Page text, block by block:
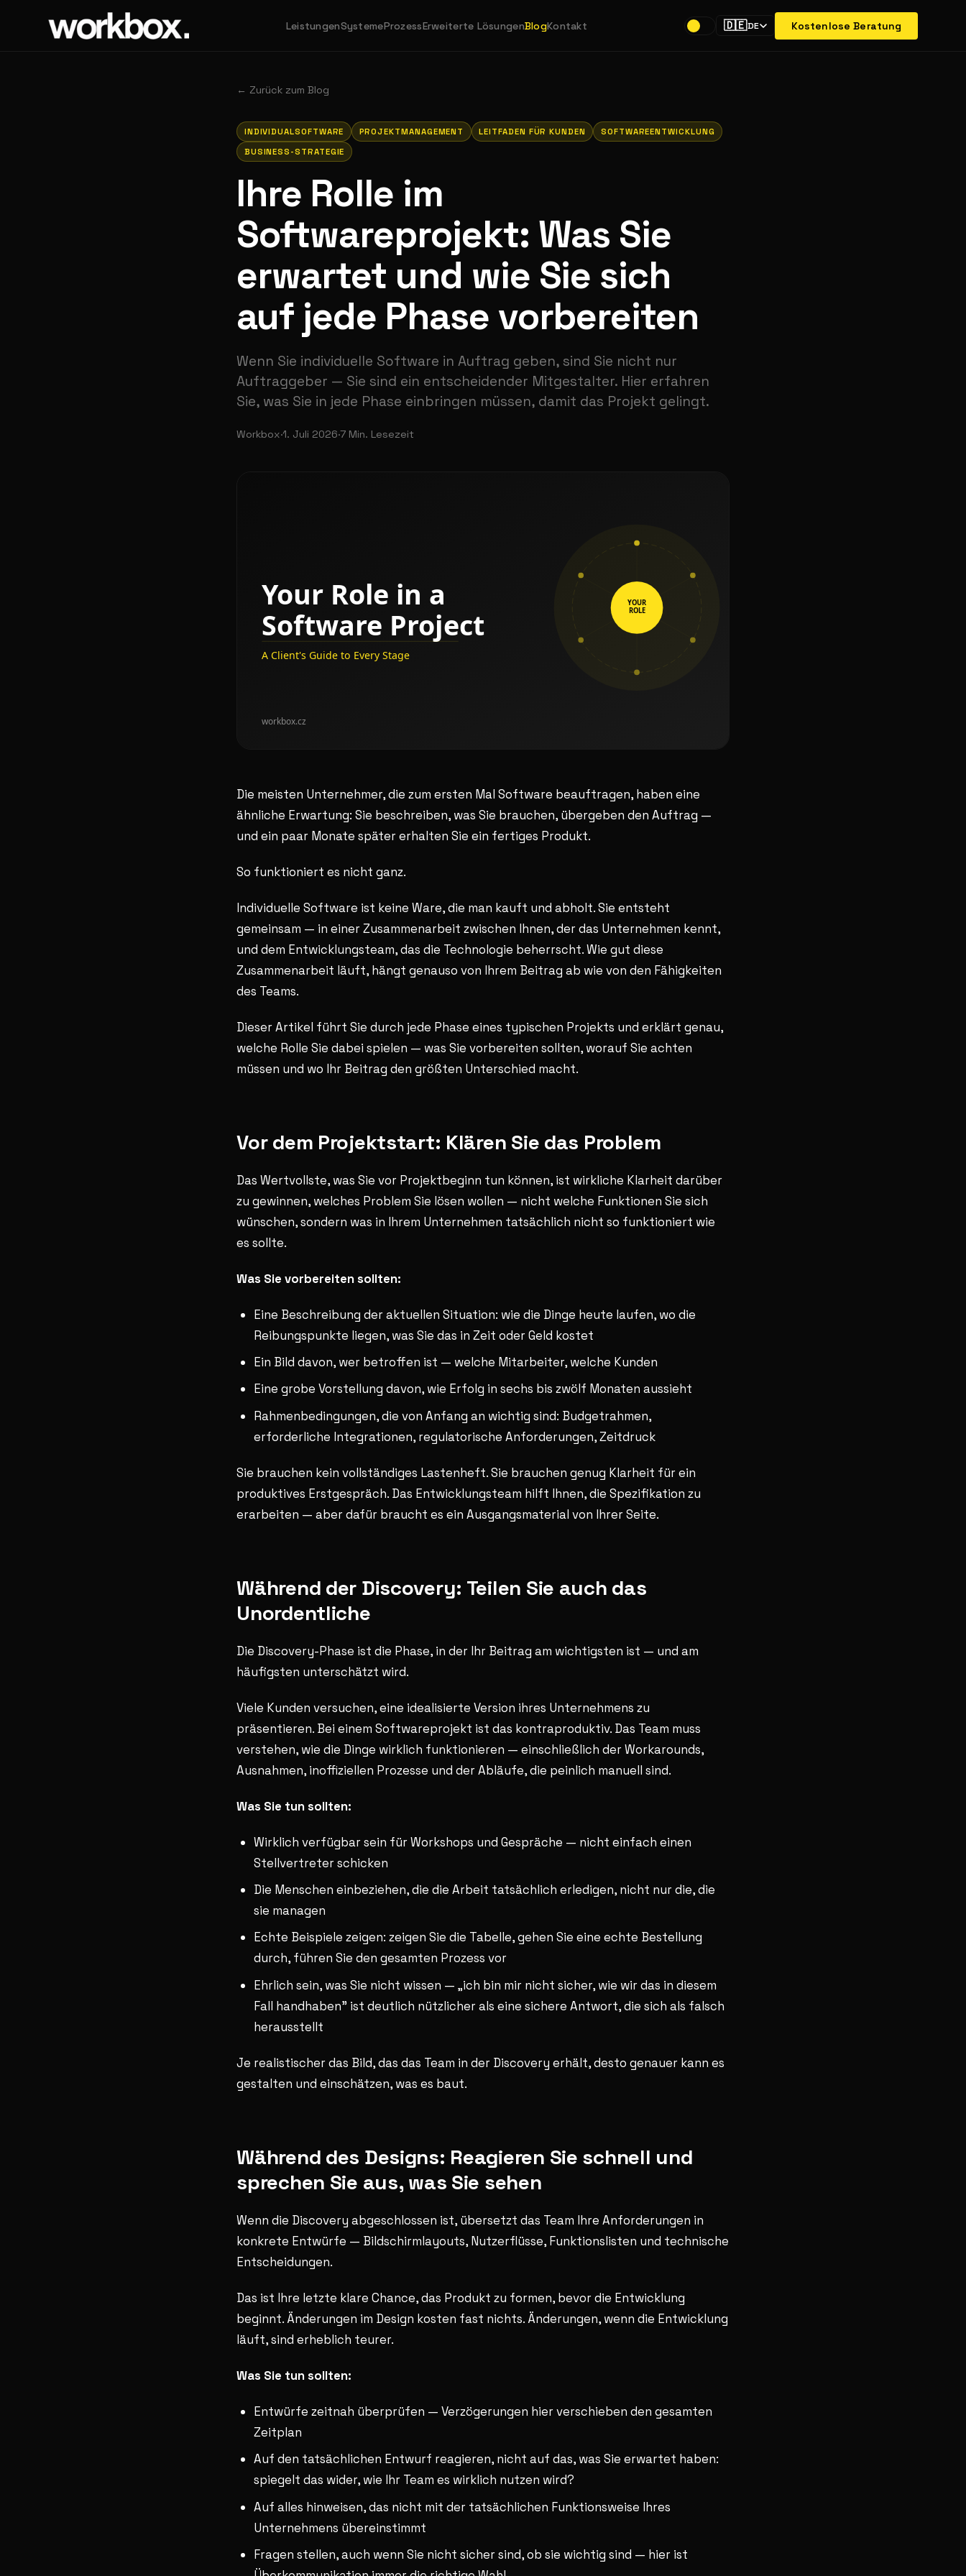
LeistungenSystemeProzessErweiterte LösungenBlogKontakt 🇩🇪DE Kostenlose Beratung
← Zurück zum Blog
INDIVIDUALSOFTWARE PROJEKTMANAGEMENT LEITFADEN FÜR KUNDEN
SOFTWAREENTWICKLUNG
BUSINESS-STRATEGIE
Ihre Rolle im
Softwareprojekt: Was Sie
erwartet und wie Sie sich
auf jede Phase vorbereiten
Wenn Sie individuelle Software in Auftrag geben, sind Sie nicht nur
Auftraggeber — Sie sind ein entscheidender Mitgestalter. Hier erfahren
Sie, was Sie in jede Phase einbringen müssen, damit das Projekt gelingt.
Workbox·1. Juli 2026·7 Min. Lesezeit
Die meisten Unternehmer, die zum ersten Mal Software beauftragen, haben eine
ähnliche Erwartung: Sie beschreiben, was Sie brauchen, übergeben den Auftrag —
und ein paar Monate später erhalten Sie ein fertiges Produkt.
So funktioniert es nicht ganz.
Individuelle Software ist keine Ware, die man kauft und abholt. Sie entsteht
gemeinsam — in einer Zusammenarbeit zwischen Ihnen, der das Unternehmen kennt,
und dem Entwicklungsteam, das die Technologie beherrscht. Wie gut diese
Zusammenarbeit läuft, hängt genauso von Ihrem Beitrag ab wie von den Fähigkeiten
des Teams.
Dieser Artikel führt Sie durch jede Phase eines typischen Projekts und erklärt genau,
welche Rolle Sie dabei spielen — was Sie vorbereiten sollten, worauf Sie achten
müssen und wo Ihr Beitrag den größten Unterschied macht.
Vor dem Projektstart: Klären Sie das Problem
Das Wertvollste, was Sie vor Projektbeginn tun können, ist wirkliche Klarheit darüber
zu gewinnen, welches Problem Sie lösen wollen — nicht welche Funktionen Sie sich
wünschen, sondern was in Ihrem Unternehmen tatsächlich nicht so funktioniert wie
es sollte.
Was Sie vorbereiten sollten:
Eine Beschreibung der aktuellen Situation: wie die Dinge heute laufen, wo die
Reibungspunkte liegen, was Sie das in Zeit oder Geld kostet
Ein Bild davon, wer betroffen ist — welche Mitarbeiter, welche Kunden
Eine grobe Vorstellung davon, wie Erfolg in sechs bis zwölf Monaten aussieht
Rahmenbedingungen, die von Anfang an wichtig sind: Budgetrahmen,
erforderliche Integrationen, regulatorische Anforderungen, Zeitdruck
Sie brauchen kein vollständiges Lastenheft. Sie brauchen genug Klarheit für ein
produktives Erstgespräch. Das Entwicklungsteam hilft Ihnen, die Spezifikation zu
erarbeiten — aber dafür braucht es ein Ausgangsmaterial von Ihrer Seite.
Während der Discovery: Teilen Sie auch das
Unordentliche
Die Discovery-Phase ist die Phase, in der Ihr Beitrag am wichtigsten ist — und am
häufigsten unterschätzt wird.
Viele Kunden versuchen, eine idealisierte Version ihres Unternehmens zu
präsentieren. Bei einem Softwareprojekt ist das kontraproduktiv. Das Team muss
verstehen, wie die Dinge wirklich funktionieren — einschließlich der Workarounds,
Ausnahmen, inoffiziellen Prozesse und der Abläufe, die peinlich manuell sind.
Was Sie tun sollten:
Wirklich verfügbar sein für Workshops und Gespräche — nicht einfach einen
Stellvertreter schicken
Die Menschen einbeziehen, die die Arbeit tatsächlich erledigen, nicht nur die, die
sie managen
Echte Beispiele zeigen: zeigen Sie die Tabelle, gehen Sie eine echte Bestellung
durch, führen Sie den gesamten Prozess vor
Ehrlich sein, was Sie nicht wissen — „ich bin mir nicht sicher, wie wir das in diesem
Fall handhaben" ist deutlich nützlicher als eine sichere Antwort, die sich als falsch
herausstellt
Je realistischer das Bild, das das Team in der Discovery erhält, desto genauer kann es
gestalten und einschätzen, was es baut.
Während des Designs: Reagieren Sie schnell und
sprechen Sie aus, was Sie sehen
Wenn die Discovery abgeschlossen ist, übersetzt das Team Ihre Anforderungen in
konkrete Entwürfe — Bildschirmlayouts, Nutzerflüsse, Funktionslisten und technische
Entscheidungen.
Das ist Ihre letzte klare Chance, das Produkt zu formen, bevor die Entwicklung
beginnt. Änderungen im Design kosten fast nichts. Änderungen, wenn die Entwicklung
läuft, sind erheblich teurer.
Was Sie tun sollten:
Entwürfe zeitnah überprüfen — Verzögerungen hier verschieben den gesamten
Zeitplan
Auf den tatsächlichen Entwurf reagieren, nicht auf das, was Sie erwartet haben:
spiegelt das wider, wie Ihr Team es wirklich nutzen wird?
Auf alles hinweisen, das nicht mit der tatsächlichen Funktionsweise Ihres
Unternehmens übereinstimmt
Fragen stellen, auch wenn Sie nicht sicher sind, ob sie wichtig sind — hier ist